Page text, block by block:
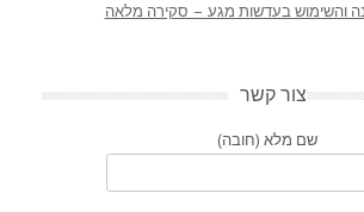
והשימוש בעדשות מגע – סקירה מלאה
צור קשר
שם מלא (חובה)